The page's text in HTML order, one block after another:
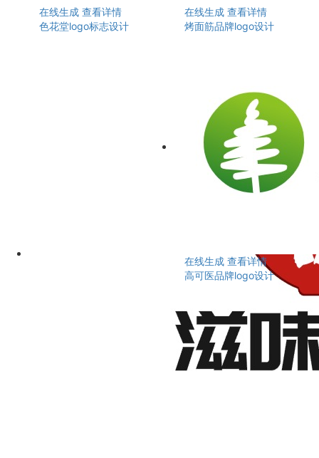
在线生成 查看详情
色花堂logo标志设计
在线生成 查看详情
烤面筋品牌logo设计
在线生成 查看详情
高可医品牌logo设计